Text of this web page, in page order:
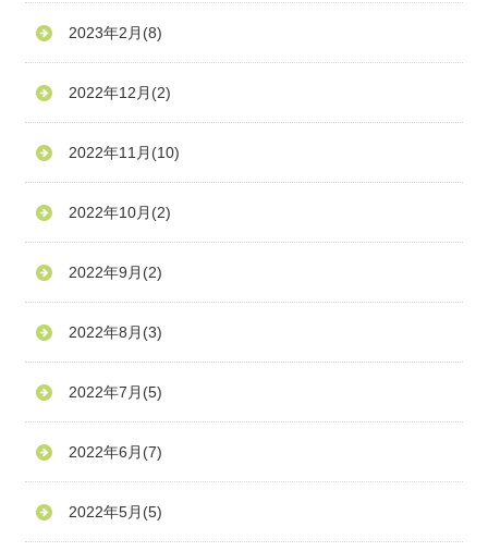
2023年2月 (8)
2022年12月 (2)
2022年11月 (10)
2022年10月 (2)
2022年9月 (2)
2022年8月 (3)
2022年7月 (5)
2022年6月 (7)
2022年5月 (5)